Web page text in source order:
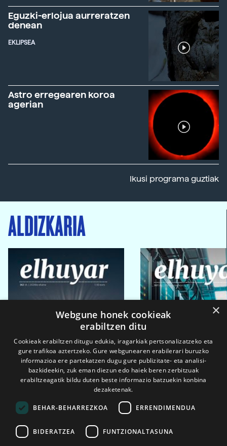
Eguzki-erlojua aurreratzen
denean
EKLIPSEA
Astro erregearen koroa
agerian
Ikusi programa guztiak
ALDIZKARIA
2026ko eka. 1a 2026ko mar. 1a
×
Webgune honek cookieak
erabiltzen ditu
Cookieak erabiltzen ditugu edukia, iragarkiak pertsonalizatzeko eta
gure trafikoa aztertzeko. Gure webgunearen erabilerari buruzko
informazioa ere partekatzen dugu gure publizitate- eta analisi-
bazkideekin, zuk eman diezun edo haiek beren zerbitzuak
erabiltzeagatik bildu duten beste informazio batzuekin konbina
dezaketenak.
BEHAR-BEHARREZKOA ERRENDIMENDUA
BIDERATZEA FUNTZIONALTASUNA